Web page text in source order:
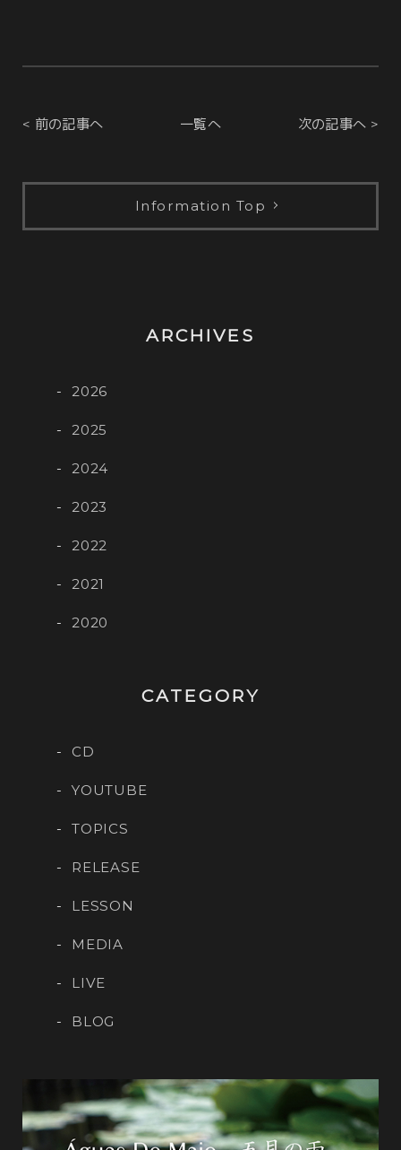
< 前の記事へ 一覧へ 次の記事へ >
Information Top
ARCHIVES
2026
2025
2024
2023
2022
2021
2020
CATEGORY
CD
YOUTUBE
TOPICS
RELEASE
LESSON
MEDIA
LIVE
BLOG